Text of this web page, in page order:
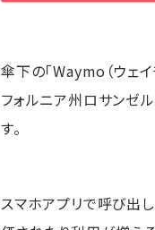
傘下の「Waymo（ウェ
フォルニア州ロサンゼ
す。
スマホアプリで呼び出